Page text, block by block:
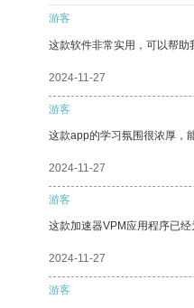
游客
这款软件非常实用，可以帮助
2024-11-27
游客
这款app的学习氛围很浓厚，
2024-11-27
游客
这款加速器VPM应用程序已经
2024-11-27
游客